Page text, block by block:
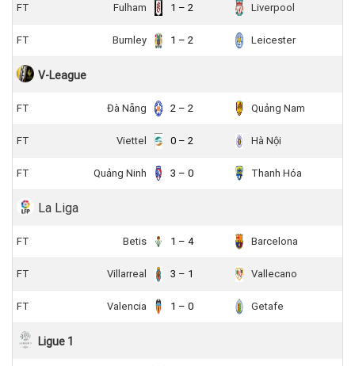
FT Fulham 1 – 2 Liverpool
FT Burnley 1 – 2 Leicester
V-League
FT Đà Nẵng 2 – 2 Quảng Nam
FT Viettel 0 – 2 Hà Nội
FT Quảng Ninh 3 – 0 Thanh Hóa
La Liga
FT Betis 1 – 4 Barcelona
FT Villarreal 3 – 1 Vallecano
FT Valencia 1 – 0 Getafe
Ligue 1